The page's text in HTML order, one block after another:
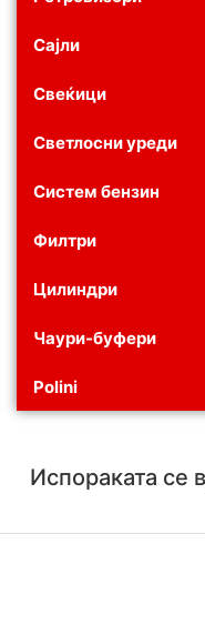
Сајли
Свеќици
Светлосни уреди
Систем бензин
Филтри
Цилиндри
Чаури-буфери
Polini
Испораката се